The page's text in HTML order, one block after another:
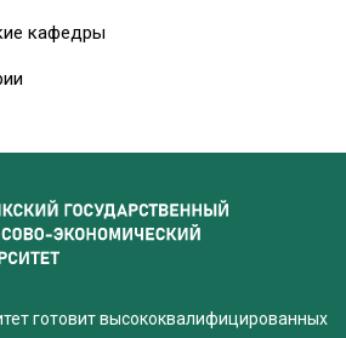
кафедры
готовит высококвалифицированных